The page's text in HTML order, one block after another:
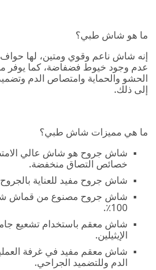
ما هو شاش طبي؟
إنه شاش ناعم وقوي ومتين، لها
عدم وجود خيوط فضفاضة، كما يوفر
الحشو والحماية وامتصاص الدم
إلى ذلك.
ما هي مميزات شاش طبي؟
شاش جروح هو شاش عالي
خصائص التصاق منخفضة.
شاش جروح مفيد للعناية
شاش جروح مصنوع من قماش
100٪.
شاش معقم باستخدام تشعيع
الإيثيلين.
شاش معقم مفيد في غرفة
الدم وللتضميد الجراحي.